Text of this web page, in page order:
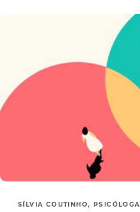
SÍLVIA COUTINHO, PSICÓLOGA